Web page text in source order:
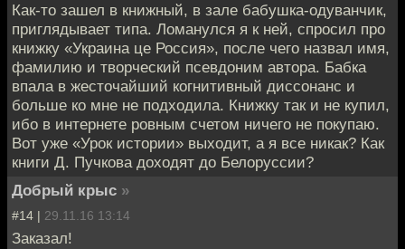
Как-то зашел в книжный, в зале бабушка-одуванчик,
приглядывает типа. Ломанулся я к ней, спросил про
книжку «Украина це Россия», после чего назвал имя,
фамилию и творческий псевдоним автора. Бабка
впала в жесточайший когнитивный диссонанс и
больше ко мне не подходила. Книжку так и не купил,
ибо в интернете ровным счетом ничего не покупаю.
Вот уже «Урок истории» выходит, а я все никак? Как
книги Д. Пучкова доходят до Белоруссии?
Добрый крыс »
#14 | 29.11.16 13:14
Заказал!